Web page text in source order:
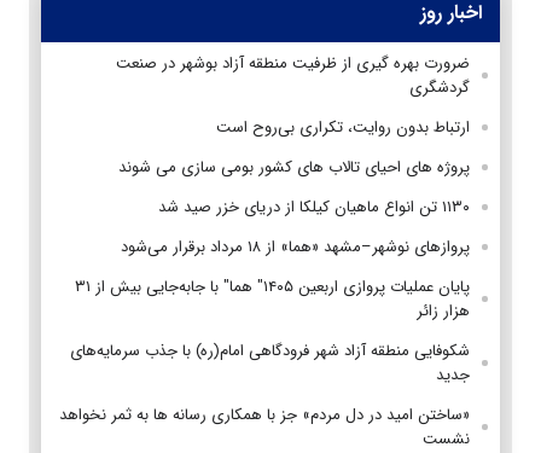
اخبار روز
ضرورت بهره گیری از ظرفیت منطقه آزاد بوشهر در صنعت
گردشگری
ارتباط بدون روایت، تکراری بی‌روح است
پروژه های احیای تالاب های کشور بومی سازی می شوند
۱۱۳۰ تن انواع ماهیان کیلکا از دریای خزر صید شد
پروازهای نوشهر–مشهد «هما» از ۱۸ مرداد برقرار می‌شود
پایان عملیات پروازی اربعین ۱۴۰۵" هما" با جابه‌جایی بیش از ۳۱
هزار زائر
شکوفایی منطقه آزاد شهر فرودگاهی امام(ره) با جذب سرمایه‌های
جدید
«ساختن امید در دل مردم» جز با همکاری رسانه ها به ثمر نخواهد
نشست